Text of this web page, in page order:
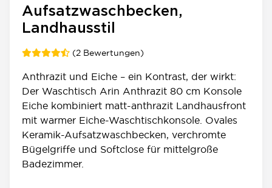
Aufsatzwaschbecken,
Landhausstil
(2 Bewertungen)
Anthrazit und Eiche – ein Kontrast, der wirkt:
Der Waschtisch Arin Anthrazit 80 cm Konsole
Eiche kombiniert matt-anthrazit Landhausfront
mit warmer Eiche-Waschtischkonsole. Ovales
Keramik-Aufsatzwaschbecken, verchromte
Bügelgriffe und Softclose für mittelgroße
Badezimmer.